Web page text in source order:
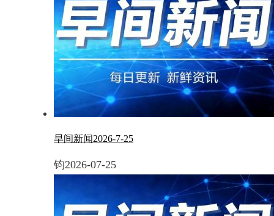
早间新闻2026-7-25
钧2026-07-25